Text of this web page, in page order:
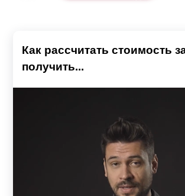
Как рассчитать стоимость
получить...